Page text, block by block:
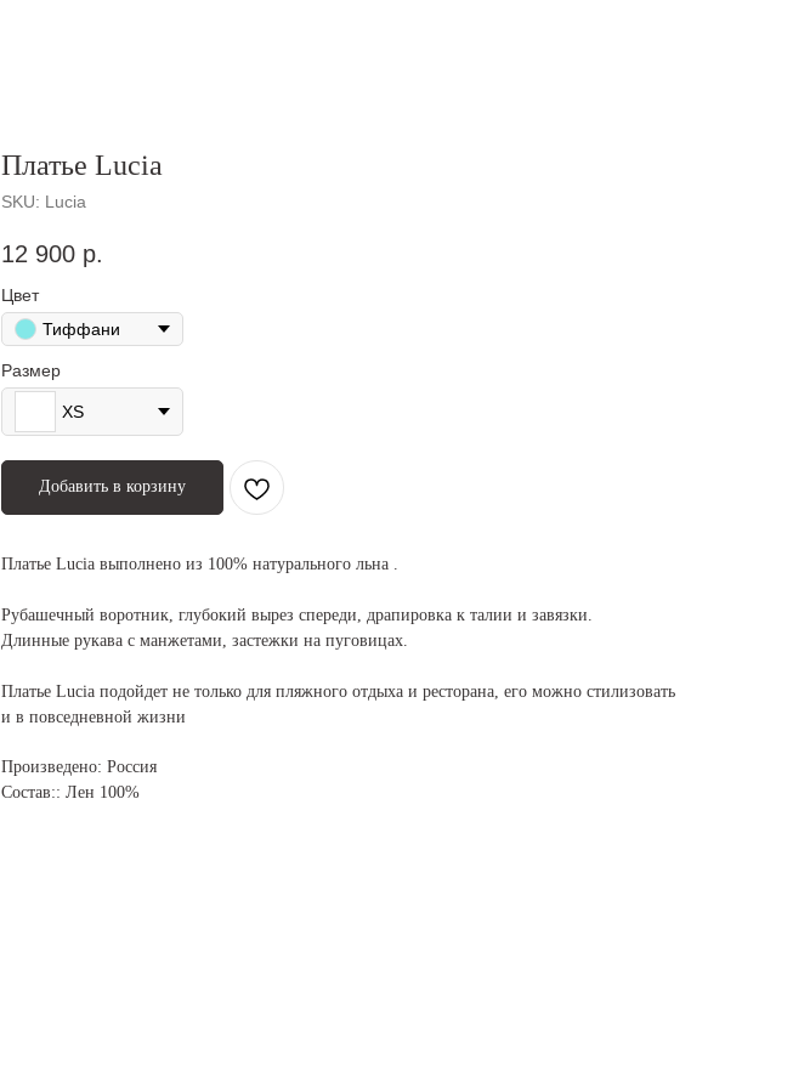
Платье Lucia
SKU: Lucia
12 900 р.
Цвет
Тиффани
Размер
XS
Добавить в корзину
Платье Lucia выполнено из 100% натурального льна .
Рубашечный воротник, глубокий вырез спереди, драпировка к талии и завязки.
Длинные рукава с манжетами, застежки на пуговицах.
Платье Lucia подойдет не только для пляжного отдыха и ресторана, его можно стилизовать
и в повседневной жизни
Произведено: Россия
Состав:: Лен 100%